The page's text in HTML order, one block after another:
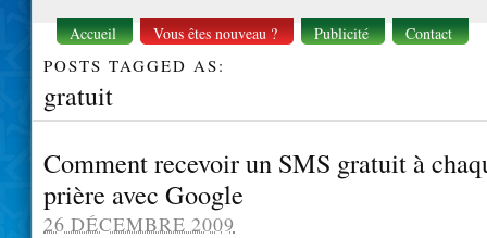
Accueil Vous êtes nouveau ? Publicité Contact
POSTS TAGGED AS:
gratuit
Comment recevoir un SMS gratuit à
prière avec Google
26 DÉCEMBRE 2009